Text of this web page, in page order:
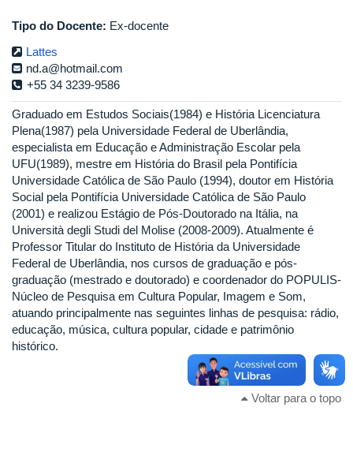
Tipo do Docente: Ex-docente
Lattes
nd.a@hotmail.com
+55 34 3239-9586
Graduado em Estudos Sociais(1984) e História Licenciatura
Plena(1987) pela Universidade Federal de Uberlândia,
especialista em Educação e Administração Escolar pela
UFU(1989), mestre em História do Brasil pela Pontifícia
Universidade Católica de São Paulo (1994), doutor em História
Social pela Pontifícia Universidade Católica de São Paulo
(2001) e realizou Estágio de Pós-Doutorado na Itália, na
Università degli Studi del Molise (2008-2009). Atualmente é
Professor Titular do Instituto de História da Universidade
Federal de Uberlândia, nos cursos de graduação e pós-
graduação (mestrado e doutorado) e coordenador do POPULIS-
Núcleo de Pesquisa em Cultura Popular, Imagem e Som,
atuando principalmente nas seguintes linhas de pesquisa: rádio,
educação, música, cultura popular, cidade e patrimônio
histórico.
Voltar para o topo